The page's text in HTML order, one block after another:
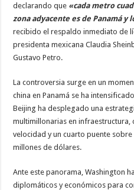
declarando que «cada metro
zona adyacente es de Panamá y
recibido el respaldo inmediato de
presidenta mexicana Claudia
Gustavo Petro.
La controversia surge en un
china en Panamá se ha
Beijing ha desplegado una
multimillonarias en
velocidad y un cuarto puente sobre
millones de dólares.
Ante este panorama, Washington
diplomáticos y económicos para